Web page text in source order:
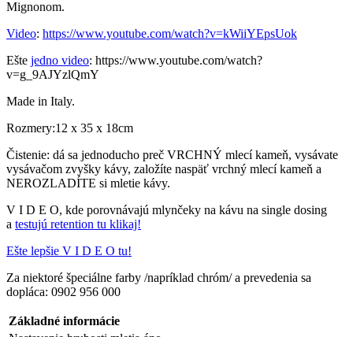
Mignonom.
Video: https://www.youtube.com/watch?v=kWiiYEpsUok
Ešte jedno video: https://www.youtube.com/watch?
v=g_9AJYzlQmY
Made in Italy.
Rozmery:12 x 35 x 18cm
Čistenie: dá sa jednoducho preč VRCHNÝ mlecí kameň, vysávate
vysávačom zvyšky kávy, založíte naspäť vrchný mlecí kameň a
NEROZLADÍTE si mletie kávy.
V I D E O, kde porovnávajú mlynčeky na kávu na single dosing
a testujú retention tu klikaj!
Ešte lepšie V I D E O tu!
Za niektoré špeciálne farby /napríklad chróm/ a prevedenia sa
dopláca: 0902 956 000
Základné informácie